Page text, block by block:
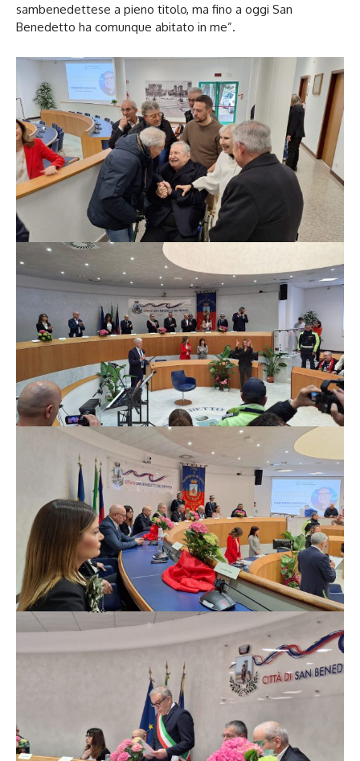
sambenedettese a pieno titolo, ma fino a oggi San
Benedetto ha comunque abitato in me”.